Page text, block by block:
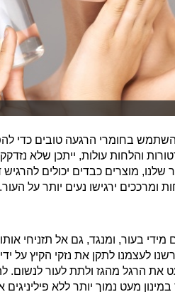
בחומרי הרגעה טובים כדי
והלחות עולות, ייתכן שלא
מוצרים כבדים יכולים להרגיש
ומרככים ירגישו נעים יותר על העור.
מידי בעור, ומנגד, גם אל תזניחי
לעצמנו לתקן את נזקי הקיץ על
את הרגל מהגז ולתת לעור לנשום.
מעט נמוך יותר ללא פיליניגים